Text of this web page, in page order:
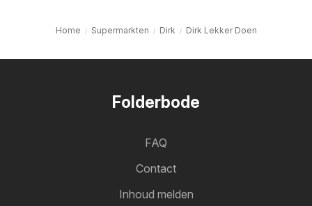
Home Supermarkten Dirk Dirk Lekker Doen
Folderbode
FAQ
Contact
Inhoud melden